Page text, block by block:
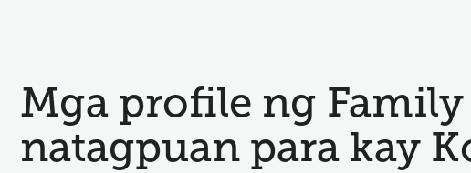
Mga profile ng Family
natagpuan para kay